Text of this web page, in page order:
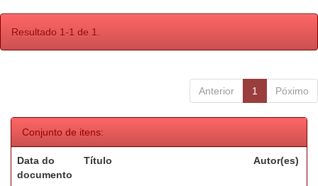
Resultado 1-1 de 1.
Anterior 1 Póximo
Conjunto de itens:
Data do
documento
Título Autor(es)